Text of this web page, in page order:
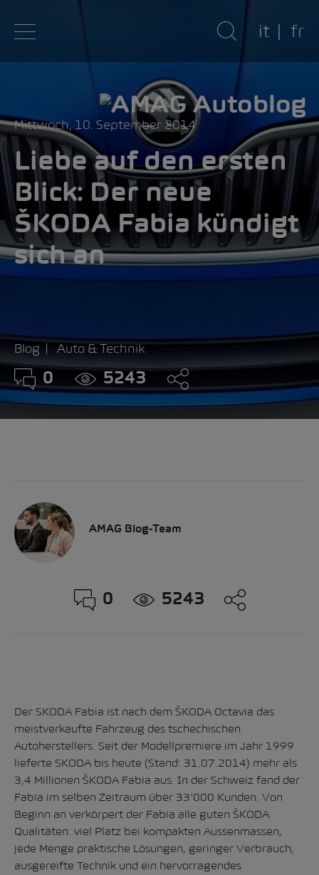
it fr
Mittwoch, 10. September 2014
Liebe auf den ersten
Blick: Der neue
ŠKODA Fabia kündigt
sich an
Blog Auto & Technik
0 5243
AMAG Blog-Team
0 5243
Der SKODA Fabia ist nach dem ŠKODA Octavia das
meistverkaufte Fahrzeug des tschechischen
Autoherstellers. Seit der Modellpremiere im Jahr 1999
lieferte SKODA bis heute (Stand: 31.07.2014) mehr als
3,4 Millionen ŠKODA Fabia aus. In der Schweiz fand der
Fabia im selben Zeitraum über 33‘000 Kunden. Von
Beginn an verkörpert der Fabia alle guten ŠKODA
Qualitäten: viel Platz bei kompakten Aussenmassen,
jede Menge praktische Lösungen, geringer Verbrauch,
ausgereifte Technik und ein hervorragendes